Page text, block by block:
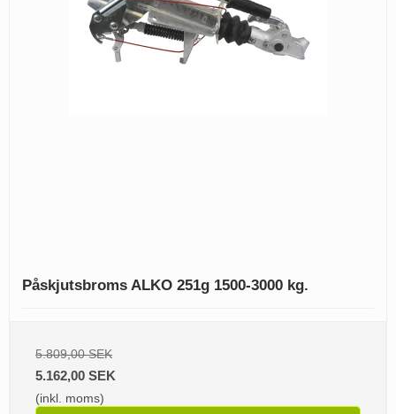
Påskjutsbroms ALKO 251g 1500-3000 kg.
5.809,00 SEK
5.162,00 SEK
(inkl. moms)